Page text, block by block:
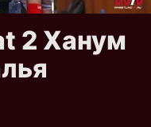
2 Ханум